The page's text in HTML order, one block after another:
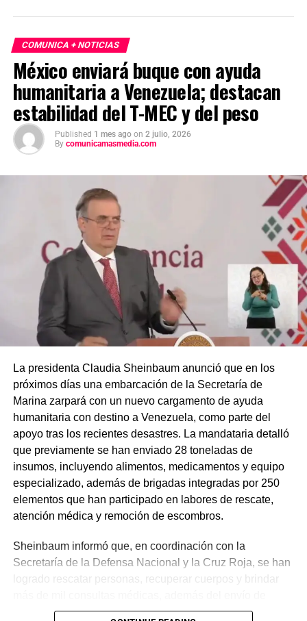
COMUNICA + NOTICIAS
México enviará buque con ayuda
humanitaria a Venezuela; destacan
estabilidad del T-MEC y del peso
Published 1 mes ago on 2 julio, 2026
By comunicamasmedia.com
La presidenta Claudia Sheinbaum anunció que en los
próximos días una embarcación de la Secretaría de
Marina zarpará con un nuevo cargamento de ayuda
humanitaria con destino a Venezuela, como parte del
apoyo tras los recientes desastres. La mandataria detalló
que previamente se han enviado 28 toneladas de
insumos, incluyendo alimentos, medicamentos y equipo
especializado, además de brigadas integradas por 250
elementos que han participado en labores de rescate,
atención médica y remoción de escombros.
Sheinbaum informó que, en coordinación con la
Secretaría de la Defensa Nacional y la Cruz Roja, se han
logrado rescatar personas, recuperar cuerpos y brindar
plantas de energía y materiales de apoyo. Subrayó que